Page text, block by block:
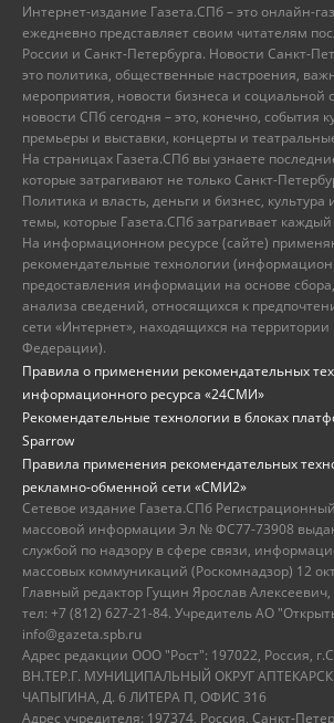
Интернет-издание Газета.СПб – это онлайн-
ежедневно представляет своим читателям
России и Санкт-Петербурга. Новости Санкт-
это политика, общественные настроения,
мероприятия, новости бизнеса и социальной
новости СПб сегодня – это, конечно, события
премьеры и выставки, концерты и
На страницах Газета.СПб вы узнаете
которые затрагивают не только Санкт-
Политика и власть, деньги и бизнес, культура
темы, которые Газета.СПб затрагивает
На информационном ресурсе (сайте)
рекомендательные технологии
предоставления информации на основе
анализа сведений, относящихся к
сети «Интернет», находящихся на территории
Федерации).
Правила о применении рекомендательных
информационного ресурса «24СМИ»
Рекомендательные технологии в блоках
Sparrow
Правила применения рекомендательных
рекламно-обменной сети «СМИ2»
Сетевое издание Газета.СПб
массовой информации Эл № ФС77-73908
службой по надзору в сфере связи,
массовых коммуникаций (Роскомнадзор) 12
Главный редактор Гущин Ярослав Алексеевич,
тел: +7 (812) 627-21-84. Учредитель АО
info@gazeta.spb.ru
Адрес редакции ООО "Рост": 197022, Россия,
ВН.ТЕР.Г. МУНИЦИПАЛЬНЫЙ ОКРУГ
ЧАПЫГИНА, Д. 6 ЛИТЕРА П, ОФИС 316
Адрес учредителя: 197374, Россия, Санкт-